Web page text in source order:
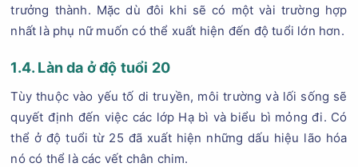
trưởng thành. Mặc dù đôi khi sẽ có một vài trường hợp
nhất là phụ nữ muốn có thể xuất hiện đến độ tuổi lớn hơn.
1.4. Làn da ở độ tuổi 20
Tùy thuộc vào yếu tố di truyền, môi trường và lối sống sẽ
quyết định đến việc các lớp Hạ bì và biểu bì mỏng đi. Có
thể ở độ tuổi từ 25 đã xuất hiện những dấu hiệu lão hóa
nó có thể là các vết chân chim.